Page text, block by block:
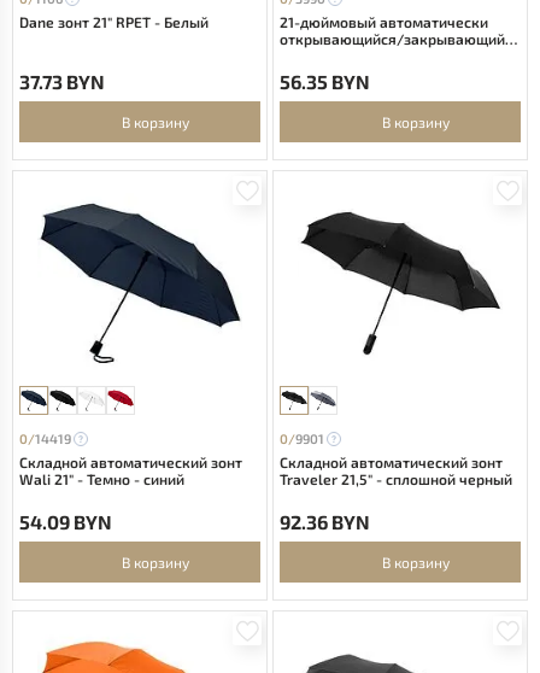
Dane зонт 21" RPET - Белый
37.73 BYN
В корзину
21-дюймовый автоматически
открывающийся/закрывающийся
пластика - сплошной черный
56.35 BYN
В корзину
0/14419
Складной автоматический зонт
Wali 21" - Темно - синий
54.09 BYN
В корзину
0/9901
Складной автоматический зонт
Traveler 21,5" - сплошной черный
92.36 BYN
В корзину